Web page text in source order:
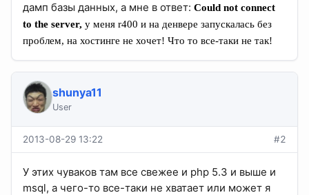
дамп базы данных, а мне в ответ: Could not connect
to the server, у меня r400 и на денвере запускалась без
проблем, на хостинге не хочет! Что то все-таки не так!
shunya11
User
2013-08-29 13:22 #2
У этих чуваков там все свежее и php 5.3 и выше и
msql, а чего-то все-таки не хватает или может я